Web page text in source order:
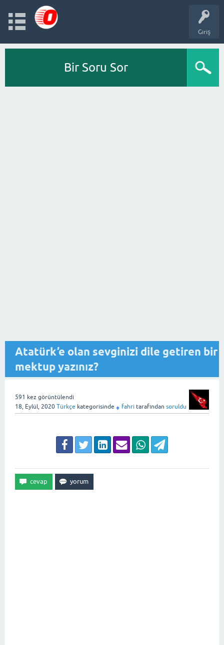
Giriş
Bir Soru Sor
Atatürk’e olan sevginizi dile getiren bir
mektup yazınız?
591 kez görüntülendi
18, Eylül, 2020 Türkçe kategorisinde ♦ fahri tarafından soruldu